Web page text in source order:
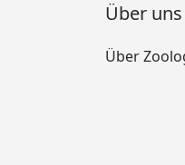
Über uns
Über